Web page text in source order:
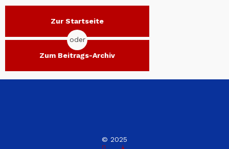
Zur Startseite
oder
Zum Beitrags-Archiv
© 2025